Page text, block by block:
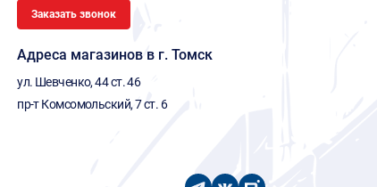
Заказать звонок
Адреса магазинов в г. Томск
ул. Шевченко, 44 ст. 46
пр-т Комсомольский, 7 ст. 6